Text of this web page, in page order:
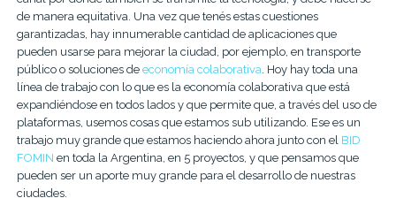
de manera equitativa. ​Una vez que tenés estas cuestiones
garantizadas, hay innumerable cantidad de aplicaciones que
pueden usarse para mejorar la ciudad, por ejemplo, en transporte
público o soluciones de economía colaborativa . Hoy hay toda una
línea de trabajo con lo que es la economía colaborativa que está
expandiéndose en todos lados y que permite que, a través del uso de
plataformas, usemos cosas que estamos sub utilizando. Ese es un
trabajo muy grande que estamos haciendo ahora junto con el BID
FOMIN en toda la Argentina, en 5 proyectos, y que pensamos que
pueden ser un aporte muy grande para el desarrollo de nuestras
ciudades.